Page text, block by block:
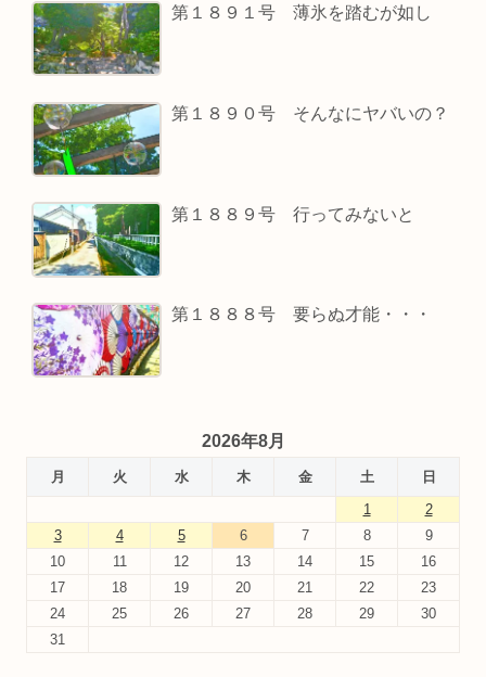
第１８９１号 薄氷を踏むが如し
第１８９０号 そんなにヤバいの？
第１８８９号 行ってみないと
第１８８８号 要らぬ才能・・・
2026年8月
月 火 水 木 金 土
日
1
2
3
4 5 6 7 8
9
10
11 12 13 14 15
16
17
18 19 20 21 22
23
24
25 26 27 28 29
30
31